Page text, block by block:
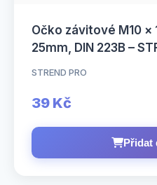
Očko závitové M10 ×
25mm, DIN 223B –
STREND PRO
39 Kč
Přidat